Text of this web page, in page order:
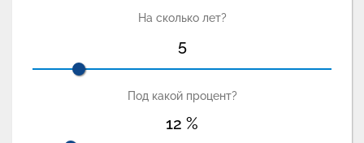
На сколько лет?
5
Под какой процент?
12 %